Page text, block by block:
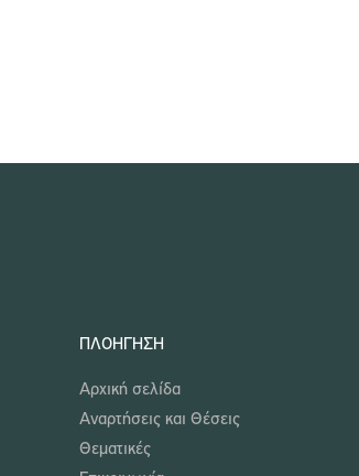
ΠΛΟΉΓΗΣΗ
Αρχική σελίδα
Αναρτήσεις και Θέσεις
Θεματικές